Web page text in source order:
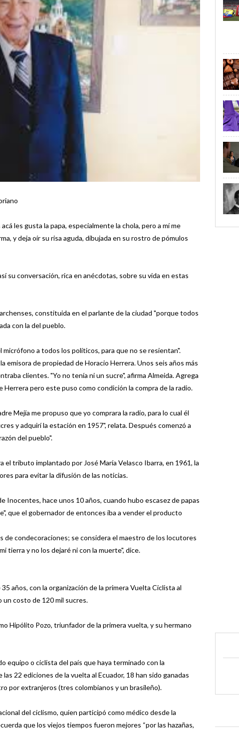
les gusta la papa, especialmente la chola, pero a mí me
y deja oír su risa aguda, dibujada en su rostro de pómulos
su conversación, rica en anécdotas, sobre su vida en estas
constituida en el parlante de la ciudad "porque todos
con la del pueblo.
micrófono a todos los políticos, para que no se resientan".
emisora de propiedad de Horacio Herrera. Unos seis años más
clientes. "Yo no tenía ni un sucre", afirma Almeida. Agrega
Herrera pero este puso como condición la compra de la radio.
Mejía me propuso que yo comprara la radio, para lo cual él
y adquirí la estación en 1957", relata. Después comenzó a
del pueblo".
el tributo implantado por José María Velasco Ibarra, en 1961, la
para evitar la difusión de las noticias.
Inocentes, hace unos 10 años, cuando hubo escasez de papas
que el gobernador de entonces iba a vender el producto
de condecoraciones; se considera el maestro de los locutores
tierra y no los dejaré ni con la muerte", dice.
años, con la organización de la primera Vuelta Ciclista al
un costo de 120 mil sucres.
Hipólito Pozo, triunfador de la primera vuelta, y su hermano
equipo o ciclista del país que haya terminado con la
22 ediciones de la vuelta al Ecuador, 18 han sido ganadas
por extranjeros (tres colombianos y un brasileño).
del ciclismo, quien participó como médico desde la
que los viejos tiempos fueron mejores “por las hazañas,